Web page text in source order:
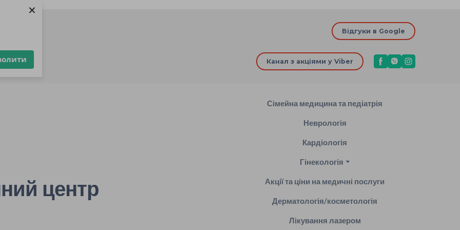
×
Відгуки в Google
Канал з акціями у Viber
центр
Сімейна медицина та педіатрія
Неврологія
Кардіологія
Гінекологія
Акції та ціни на медичні послуги
Дерматологія/косметологія
Лікування лазером